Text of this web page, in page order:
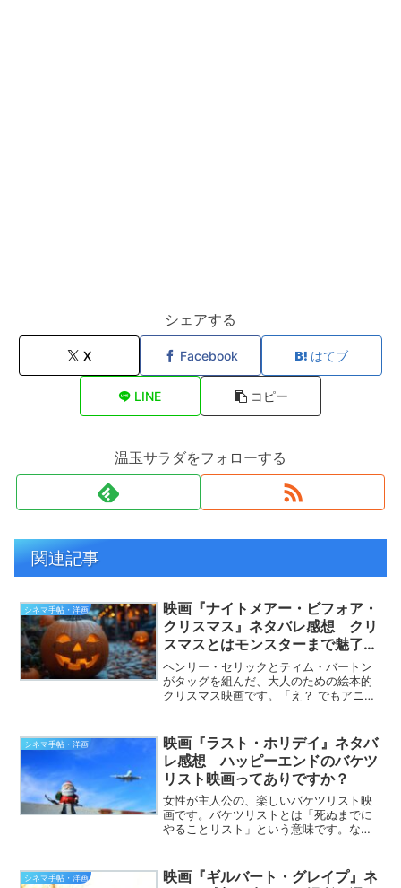
シェアする
X Facebook はてブ
LINE コピー
温玉サラダをフォローする
関連記事
シネマ手帖・洋画
映画『ナイトメアー・ビフォア・
クリスマス』ネタバレ感想 クリ
スマスとはモンスターまで魅了す
る不思議…という映画
ヘンリー・セリックとティム・バートン
がタッグを組んだ、大人のための絵本的
クリスマス映画です。「え？ でもアニメ
うがよろしいかと。ワタクシ、昔々、親
戚の子にティム・バー...
シネマ手帖・洋画
映画『ラスト・ホリデイ』ネタバ
レ感想 ハッピーエンドのバケツ
リスト映画ってありですか？
女性が主人公の、楽しいバケツリスト映
画です。バケツリストとは「死ぬまでに
やることリスト」という意味です。な
使うことがあり、そこからきているよう
シネマ手帖・洋画
映画『ギルバート・グレイプ』ネ